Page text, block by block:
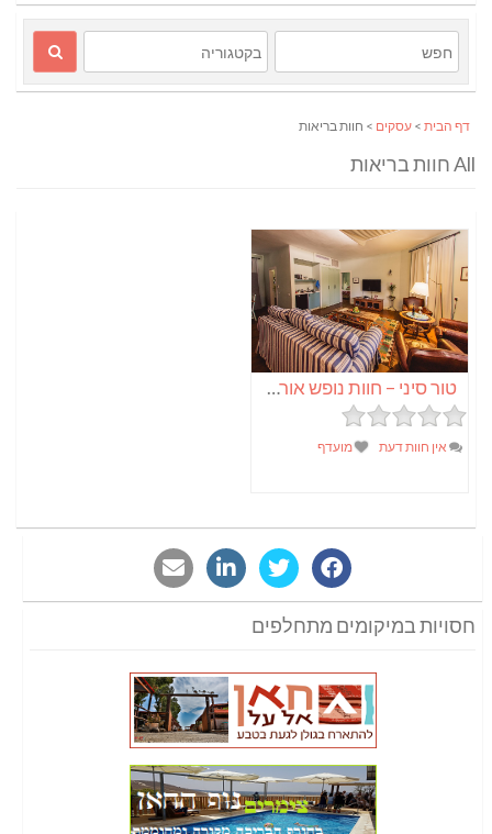
דף הבית > עסקים > חוות בריאות
All חוות בריאות
טור סיני – חוות נופש אורגנית
אין חוות דעת מועדף
חסויות במיקומים מתחלפים